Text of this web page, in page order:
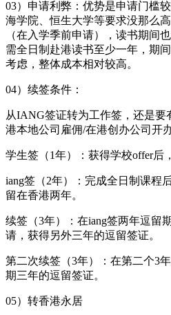
03）申请利弊：优势是申请门槛
海学院、恒生大学等要求没那么
（在入学季前申请），读书期间
需全日制赴港读书至少一年，期
考虑，整体成本相对较高。
04）续签条件：
从IANG签证转为工作签，还是要
港本地公司雇佣/在港创办公司开
学生签（1年）：获得学校offer后
iang签（2年）：完成全日制课程
留在香港两年。
续签（3年）：在iang签两年逗留
请，获得另外三年的逗留签证。
第二次续签（3年）：在第二个3
期三年的逗留签证。
05）转香港永居